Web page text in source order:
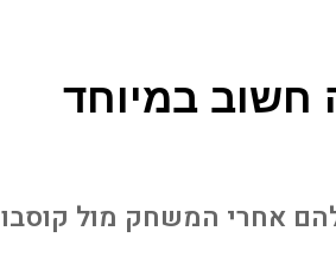
במיוחד
אחרי המשחק מול קוסבו